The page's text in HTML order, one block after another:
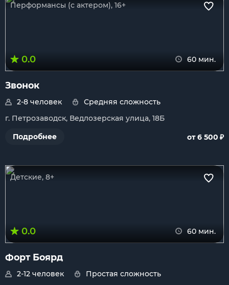
Перформансы (с актером), 16+
0.0 60 мин.
Звонок
2-8 человек
Средняя сложность
г. Петрозаводск, Ведлозерская улица, 18Б
Подробнее
от 6 500 ₽
Детские, 8+
0.0 60 мин.
Форт Боярд
2-12 человек
Простая сложность